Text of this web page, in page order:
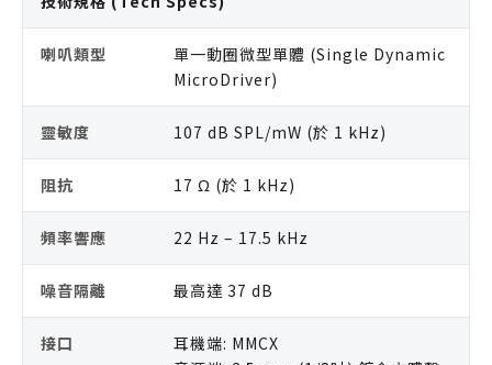
喇叭類型
單一動圈微型單體 (Single Dynamic
MicroDriver)
靈敏度 107 dB SPL/mW (於 1 kHz)
阻抗 17 Ω (於 1 kHz)
頻率響應 22 Hz – 17.5 kHz
噪音隔離 最高達 37 dB
接口
耳機端: MMCX